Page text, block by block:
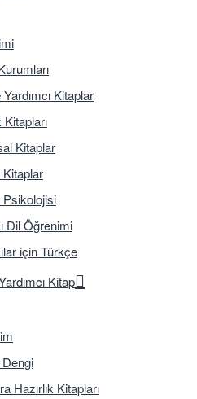
Kitaplar
Kitaplar
Psikolojisi
Dil Öğrenimi
için Türkçe
Kitap
Hazırlık Kitapları